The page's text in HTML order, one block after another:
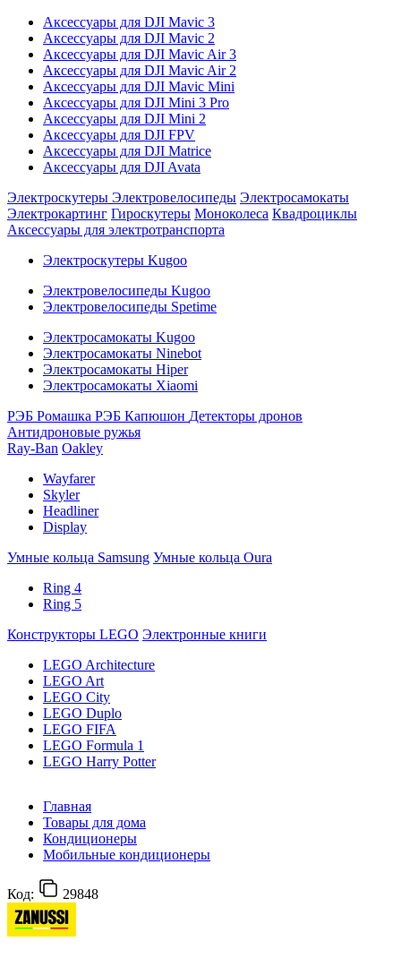
Аксессуары для DJI Mavic 3
Аксессуары для DJI Mavic 2
Аксессуары для DJI Mavic Air 3
Аксессуары для DJI Mavic Air 2
Аксессуары для DJI Mavic Mini
Аксессуары для DJI Mini 3 Pro
Аксессуары для DJI Mini 2
Аксессуары для DJI FPV
Аксессуары для DJI Matrice
Аксессуары для DJI Avata
Электроскутеры Электровелосипеды Электросамокаты
Электрокартинг Гироскутеры Моноколеса Квадроциклы
Аксессуары для электротранспорта
Электроскутеры Kugoo
Электровелосипеды Kugoo
Электровелосипеды Spetime
Электросамокаты Kugoo
Электросамокаты Ninebot
Электросамокаты Hiper
Электросамокаты Xiaomi
РЭБ Ромашка РЭБ Капюшон Детекторы дронов
Антидроновые ружья
Ray-Ban Oakley
Wayfarer
Skyler
Headliner
Display
Умные кольца Samsung Умные кольца Oura
Ring 4
Ring 5
Конструкторы LEGO Электронные книги
LEGO Architecture
LEGO Art
LEGO City
LEGO Duplo
LEGO FIFA
LEGO Formula 1
LEGO Harry Potter
Главная
Товары для дома
Кондиционеры
Мобильные кондиционеры
Код: 29848